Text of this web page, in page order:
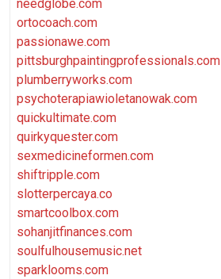
needglobe.com
ortocoach.com
passionawe.com
pittsburghpaintingprofessionals.com
plumberryworks.com
psychoterapiawioletanowak.com
quickultimate.com
quirkyquester.com
sexmedicineformen.com
shiftripple.com
slotterpercaya.co
smartcoolbox.com
sohanjitfinances.com
soulfulhousemusic.net
sparklooms.com